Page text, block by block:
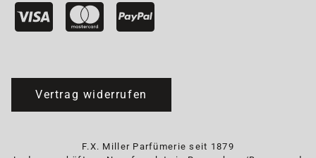
Vertrag widerrufen
F.X. Miller Parfümerie seit 1879